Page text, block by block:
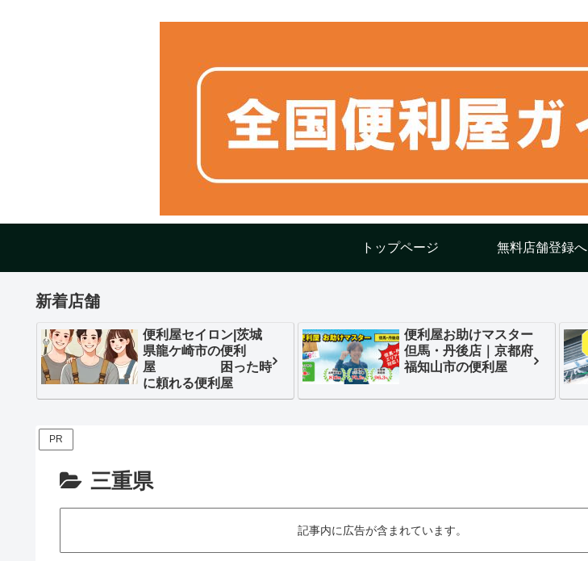
トップページ 無料店舗登録へ
新着店舗
便利屋セイロン|茨城
県龍ケ崎市の便利
屋 困った時
に頼れる便利屋
便利屋お助けマスター
但馬・丹後店｜京都府
福知山市の便利屋
PR
三重県
記事内に広告が含まれています。